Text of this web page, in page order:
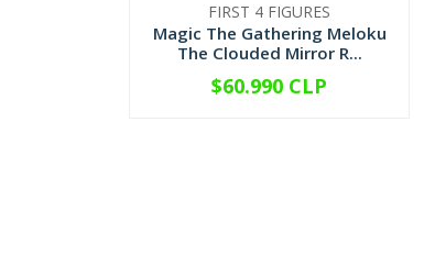
FIRST 4 FIGURES
Magic The Gathering Meloku
The Clouded Mirror R...
+
$60.990 CLP